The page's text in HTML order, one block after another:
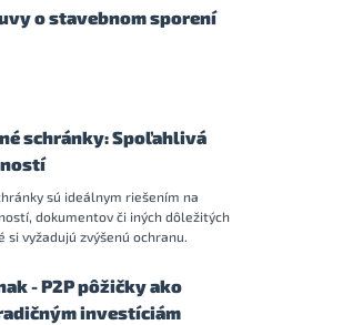
o stavebnom sporení
schránky: Spoľahlivá
sú ideálnym riešením na
dokumentov či iných dôležitých
si vyžadujú zvýšenú ochranu.
- P2P pôžičky ako
investíciám